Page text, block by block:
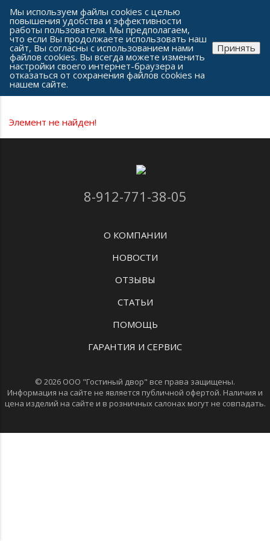
Сеть часовых салонов г. Челябинска
Каталог часов
Элемент не найден!
8-912-771-38-05
О КОМПАНИИ
НОВОСТИ
ОТЗЫВЫ
СТАТЬИ
ПОМОЩЬ
ГАРАНТИЯ И СЕРВИС
© 2026 ООО "Гостиный двор" все права защищены.
Информация на сайте не является публичной офертой. Наличия и
цена изделий на сайте и в розничных салонах могут не совпадать.
Мы используем файлы cookies с целью
повышения удобства и эффективности
работы пользователя. Мы предполагаем,
что если Вы продолжаете использовать наш
сайт, Вы согласны с использованием нами
файлов cookies. Вы всегда можете изменить
настройки своего интернет-браузера и
отказаться от сохранения файлов cookies на
нашем сайте.
Принять